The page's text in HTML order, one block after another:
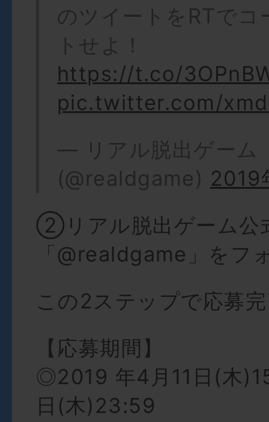
のツイートをRTでコ
トせよ！
https://t.co/
pic.twitter.com/
— リアル脱出ゲーム
(@realdgame) 2019
②リアル脱出ゲーム公
「@realdgame」をフ
この2ステップで応募
【応募期間】
◎2019 年4月11日(木
日(木)23:59